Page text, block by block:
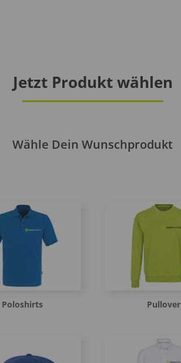
Jetzt Produkt wählen
Wähle Dein Wunschprodukt
Poloshirts Pullover